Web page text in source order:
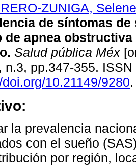
ZUNIGA, Selene
de síntomas de
de apnea
Salud pública Méx
n.3, pp.347-355.
10.21149/9280.
la prevalencia
con el sueño
por región,